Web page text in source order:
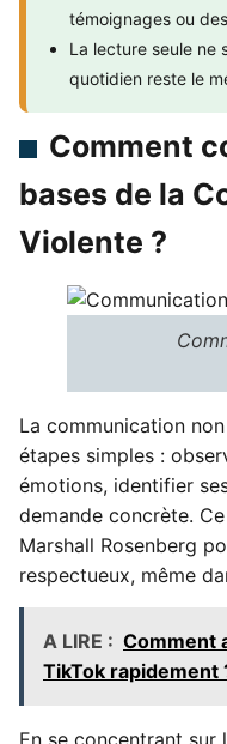
témoignages ou
La lecture seule ne
quotidien reste le
Comment
bases de la
Violente ?
La communication
étapes simples :
émotions, identifier
demande concrète.
Marshall Rosenberg
respectueux, même
A LIRE : Comment
TikTok rapidement